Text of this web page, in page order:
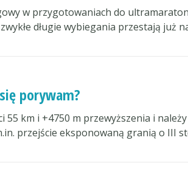
w przygotowaniach do
długie wybiegania przestają już na
porywam?
55 km i +4750 m przewyższenia i
przejście eksponowaną granią o III